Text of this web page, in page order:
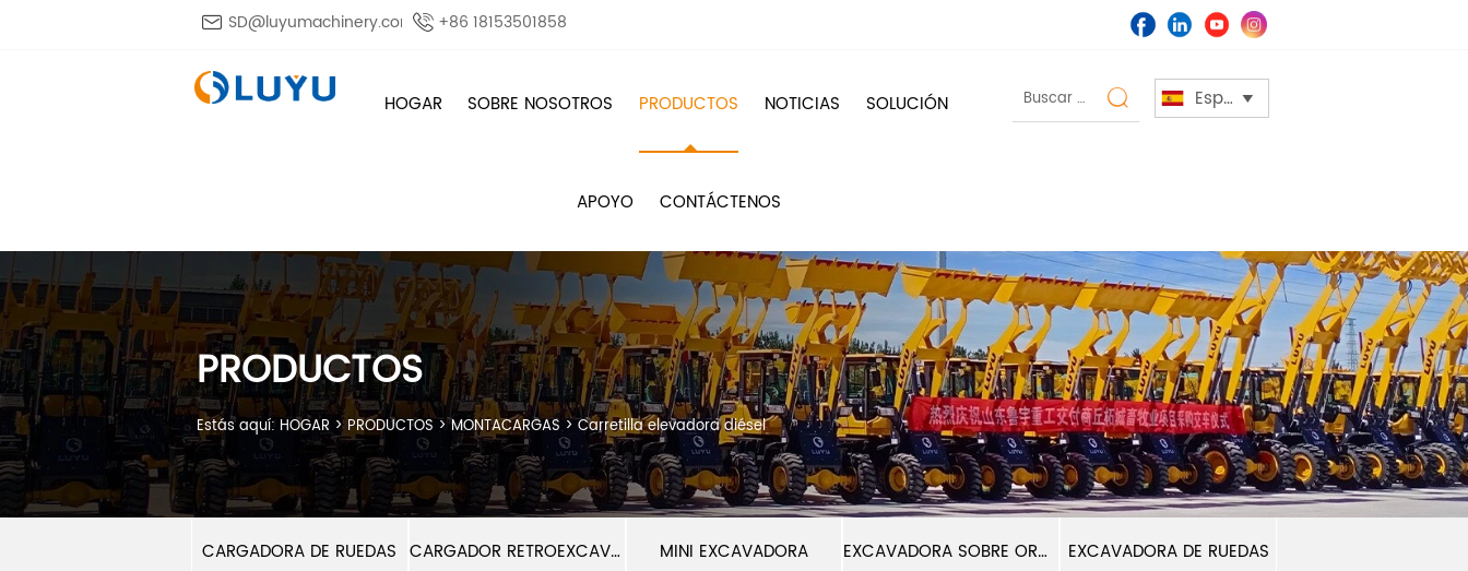
 SD@luyumachinery.com +86 18153501858
HOGAR SOBRE NOSOTROS PRODUCTOS NOTICIAS SOLUCIÓN
APOYO CONTÁCTENOS
 Español 
PRODUCTOS
Estás aquí: HOGAR>PRODUCTOS>MONTACARGAS>Carretilla elevadora diésel
CARGADORA DE RUEDAS CARGADOR RETROEXCAVADOR MINI EXCAVADORA EXCAVADORA SOBRE ORUGAS EXCAVADORA DE RUEDAS